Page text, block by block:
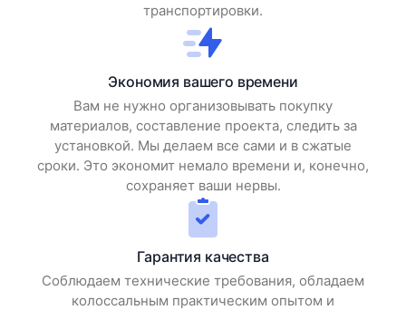
транспортировки.
Экономия вашего времени
Вам не нужно организовывать покупку
материалов, составление проекта, следить за
установкой. Мы делаем все сами и в сжатые
сроки. Это экономит немало времени и, конечно,
сохраняет ваши нервы.
Гарантия качества
Соблюдаем технические требования, обладаем
колоссальным практическим опытом и